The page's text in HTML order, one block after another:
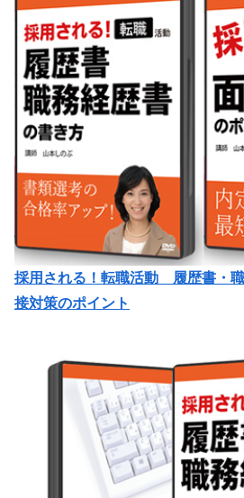
採用される！転職活動 履歴書・
接対策のポイント